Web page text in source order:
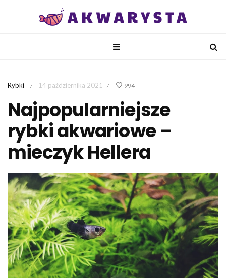
Rybki / 14 października 2021 / 994
Najpopularniejsze
rybki akwariowe –
mieczyk Hellera